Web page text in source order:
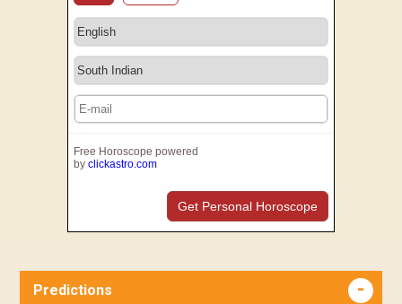
Free Horoscope powered
by clickastro.com
Get Personal Horoscope
Predictions